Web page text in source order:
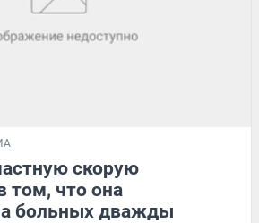
скорую
том, что она
больных дважды